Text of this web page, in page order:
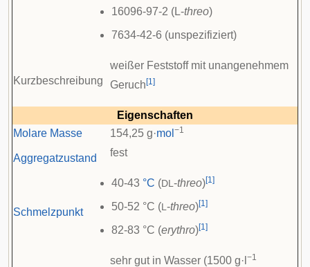
16096-97-2 (L-threo)
7634-42-6 (unspezifiziert)
Kurzbeschreibung
weißer Feststoff mit unangenehmem
Geruch [1]
Eigenschaften
Molare Masse
154,25 g·mol −1
Aggregatzustand fest
Schmelzpunkt
40-43 °C (DL -threo)[1]
50-52 °C (L -threo)[1]
82-83 °C (erythro)[1]
sehr gut in Wasser (1500 g·l −1